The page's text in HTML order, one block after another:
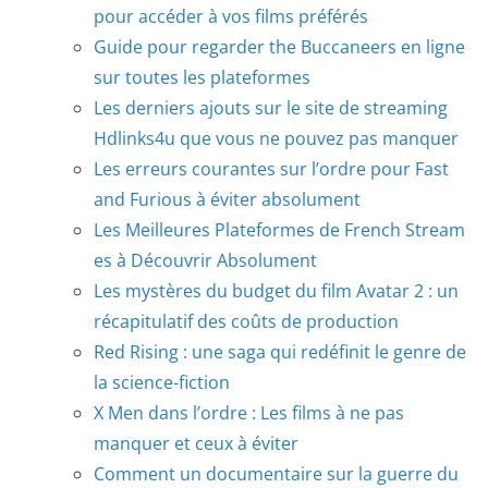
pour accéder à vos films préférés
Guide pour regarder the Buccaneers en ligne
sur toutes les plateformes
Les derniers ajouts sur le site de streaming
Hdlinks4u que vous ne pouvez pas manquer
Les erreurs courantes sur l’ordre pour Fast
and Furious à éviter absolument
Les Meilleures Plateformes de French Stream
es à Découvrir Absolument
Les mystères du budget du film Avatar 2 : un
récapitulatif des coûts de production
Red Rising : une saga qui redéfinit le genre de
la science-fiction
X Men dans l’ordre : Les films à ne pas
manquer et ceux à éviter
Comment un documentaire sur la guerre du